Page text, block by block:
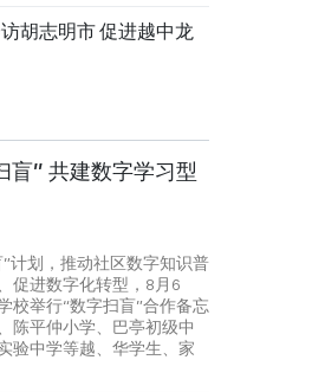
胡志明市 促进越中龙
盲” 共建数字学习型
计划，推动社区数字知识普
促进数字化转型，8月6
校举行“数字扫盲”合作备忘
陈平仲小学、巴亭初级中
验中学等越、华学生、家